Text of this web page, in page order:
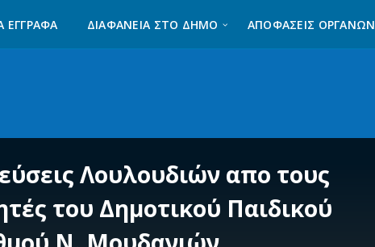
ΈΓΓΡΑΦΑ ΔΙΑΦΆΝΕΙΑ ΣΤΟ ΔΉΜΟ ΑΠΟΦΑΣΕΙΣ ΟΡΓΑΝΩΝ
Λουλουδιών απο τους
του Δημοτικού Παιδικού